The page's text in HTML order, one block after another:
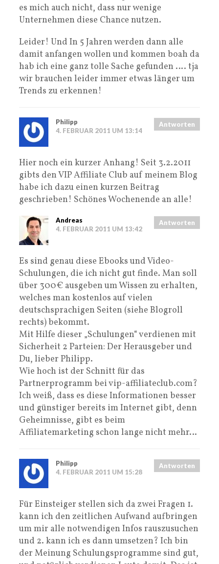
es mich auch nicht, dass nur wenige
Unternehmen diese Chance nutzen.
Leider! Und In 5 Jahren werden dann alle
damit anfangen wollen und kommen boah da
hab ich eine ganz tolle Sache gefunden …. tja
wir brauchen leider immer etwas länger um
Trends zu erkennen!
Philipp
4. FEBRUAR 2011 UM 13:14
Antworten
Hier noch ein kurzer Anhang! Seit 3.2.2011
gibts den VIP Affiliate Club auf meinem Blog
habe ich dazu einen kurzen Beitrag
geschrieben! Schönes Wochenende an alle!
Andreas
4. FEBRUAR 2011 UM 13:42
Antworten
Es sind genau diese Ebooks und Video-
Schulungen, die ich nicht gut finde. Man soll
über 300€ ausgeben um Wissen zu erhalten,
welches man kostenlos auf vielen
deutschsprachigen Seiten (siehe Blogroll
rechts) bekommt.
Mit Hilfe dieser „Schulungen“ verdienen mit
Sicherheit 2 Parteien: Der Herausgeber und
Du, lieber Philipp.
Wie hoch ist der Schnitt für das
Partnerprogramm bei vip-affiliateclub.com?
Ich weiß, dass es diese Informationen besser
und günstiger bereits im Internet gibt, denn
Geheimnisse, gibt es beim
Affiliatemarketing schon lange nicht mehr…
Philipp
4. FEBRUAR 2011 UM 15:28
Antworten
Für Einsteiger stellen sich da zwei Fragen 1.
kann ich den zeitlichen Aufwand aufbringen
um mir alle notwendigen Infos rauszusuchen
und 2. kann ich es dann umsetzen? Ich bin
der Meinung Schulungsprogramme sind gut,